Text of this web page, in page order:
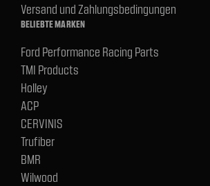
Versand und Zahlungsbedingungen
BELIEBTE MARKEN
Ford Performance Racing Parts
TMI Products
Holley
ACP
CERVINIS
Trufiber
BMR
Wilwood